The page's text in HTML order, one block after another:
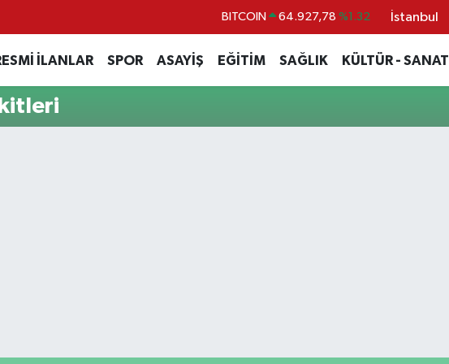
BITCOIN 64.927,78 %1.32 İstanbul
İLANLAR SPOR ASAYİŞ EĞİTİM SAĞLIK KÜLTÜR - SANAT